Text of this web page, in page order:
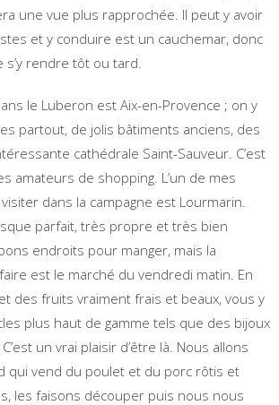
une vue plus rapprochée. Il peut y avoir
et y conduire est un cauchemar, donc
rendre tôt ou tard.
le Luberon est Aix-en-Provence ; on y
partout, de jolis bâtiments anciens, des
cathédrale Saint-Sauveur. C’est
amateurs de shopping. L’un de mes
dans la campagne est Lourmarin.
parfait, très propre et très bien
endroits pour manger, mais la
est le marché du vendredi matin. En
des fruits vraiment frais et beaux, vous y
plus haut de gamme tels que des bijoux
un vrai plaisir d’être là. Nous allons
qui vend du poulet et du porc rôtis et
les faisons découper puis nous nous